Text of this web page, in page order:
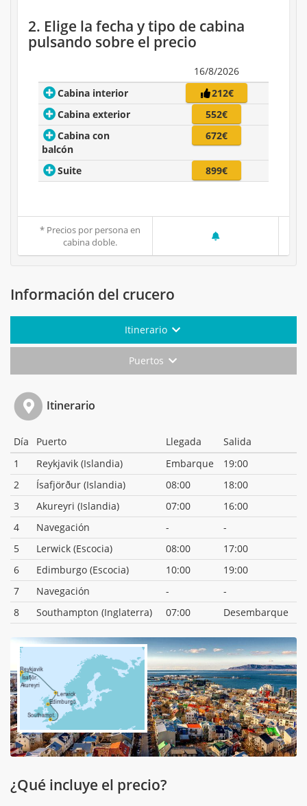
2. Elige la fecha y tipo de cabina
pulsando sobre el precio
16/8/2026
Cabina interior
212€
Cabina exterior
552€
Cabina con
balcón
672€
Suite 899€
* Precios por persona en
cabina doble.
Información del crucero
Itinerario
Puertos
Itinerario
Día Puerto Llegada
Salida
1
Reykjavik (Islandia) Embarque
19:00
2
Ísafjörður (Islandia) 08:00
18:00
3
Akureyri (Islandia) 07:00
16:00
4
Navegación -
-
5
Lerwick (Escocia) 08:00
17:00
6
Edimburgo (Escocia) 10:00
19:00
7
Navegación -
-
8
Southampton (Inglaterra) 07:00 Desembarque
¿Qué incluye el precio?